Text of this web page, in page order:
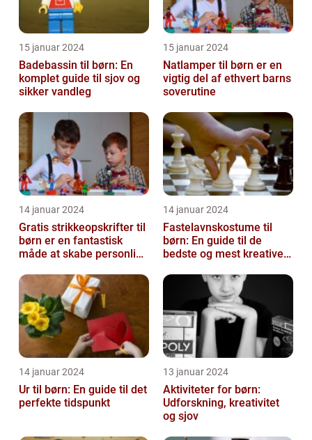
15 januar 2024
Badebassin til børn: En
komplet guide til sjov og
sikker vandleg
15 januar 2024
Natlamper til børn er en
vigtig del af ethvert barns
soverutine
14 januar 2024
Gratis strikkeopskrifter til
børn er en fantastisk
måde at skabe personlige
beklædningsgen...
14 januar 2024
Fastelavnskostume til
børn: En guide til de
bedste og mest kreative
14 januar 2024
Ur til børn: En guide til det
perfekte tidspunkt
13 januar 2024
Aktiviteter for børn:
Udforskning, kreativitet
og sjov